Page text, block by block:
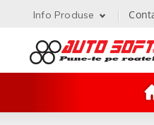
Info Produse